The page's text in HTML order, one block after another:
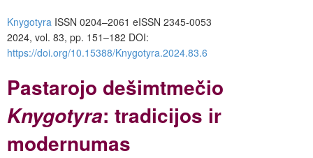
Knygotyra ISSN 0204–2061 eISSN 2345-0053
2024, vol. 83, pp. 151–182 DOI:
https://doi.org/10.15388/Knygotyra.2024.83.6
Pastarojo dešimtmečio
Knygotyra: tradicijos ir
modernumas